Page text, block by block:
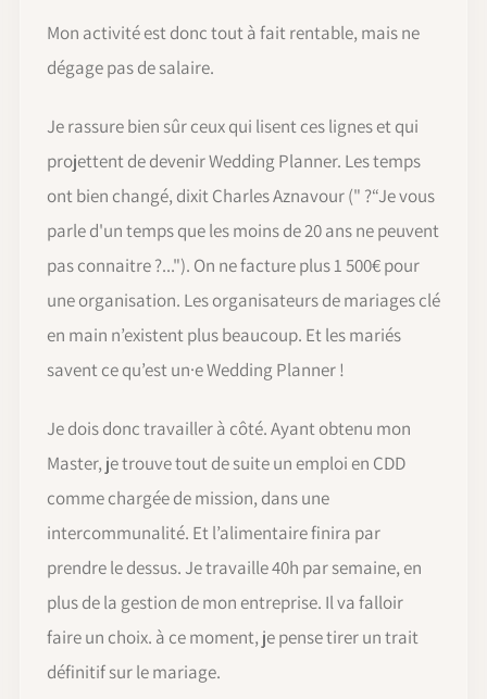
Mon activité est donc tout à fait rentable, mais ne
dégage pas de salaire.
Je rassure bien sûr ceux qui lisent ces lignes et qui
projettent de devenir Wedding Planner. Les temps
ont bien changé, dixit Charles Aznavour (" ?“Je vous
parle d'un temps que les moins de 20 ans ne peuvent
pas connaitre ?..."). On ne facture plus 1 500€ pour
une organisation. Les organisateurs de mariages clé
en main n’existent plus beaucoup. Et les mariés
savent ce qu’est un·e Wedding Planner !
Je dois donc travailler à côté. Ayant obtenu mon
Master, je trouve tout de suite un emploi en CDD
comme chargée de mission, dans une
intercommunalité. Et l’alimentaire finira par
prendre le dessus. Je travaille 40h par semaine, en
plus de la gestion de mon entreprise. Il va falloir
faire un choix. à ce moment, je pense tirer un trait
définitif sur le mariage.